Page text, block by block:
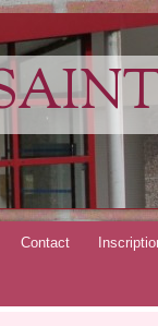
Contact